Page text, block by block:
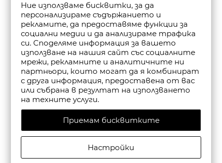
Ние използваме бисквитки, за да
персонализираме съдържанието и
рекламите, да предоставяме функции за
социални медии и да анализираме трафика
си. Споделяме информация за вашето
използване на нашия сайт със социалните
мрежи, рекламните и аналитичните ни
партньори, които могат да я комбинират
с друга информация, предоставена от вас
или събрана в резултат на използването
на техните услуги.
Приемам бисквитките
Настройки